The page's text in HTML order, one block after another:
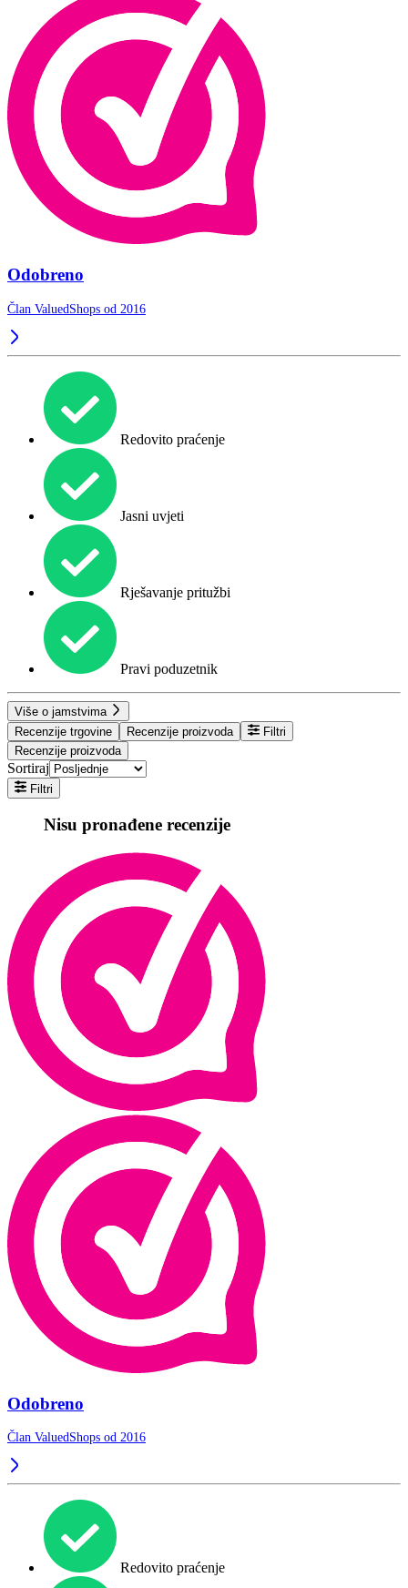
Odobreno
Član ValuedShops od 2016
Redovito praćenje
Jasni uvjeti
Rješavanje pritužbi
Pravi poduzetnik
Više o jamstvima
Recenzije trgovine
Recenzije proizvoda
Filtri
Recenzije proizvoda
Sortiraj
Filtri
Nisu pronađene recenzije
Odobreno
Član ValuedShops od 2016
Redovito praćenje